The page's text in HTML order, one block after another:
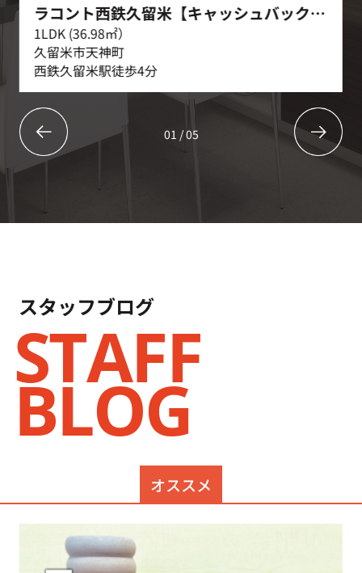
ラコント西鉄久留米【キャッシュバック対象物件】
1LDK (36.98㎡）
久留米市天神町
西鉄久留米駅徒歩4分
01 /05
スタッフブログ
STAFF
BLOG
オススメ